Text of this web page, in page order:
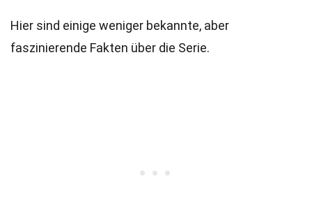
Hier sind einige weniger bekannte, aber
faszinierende Fakten über die Serie.